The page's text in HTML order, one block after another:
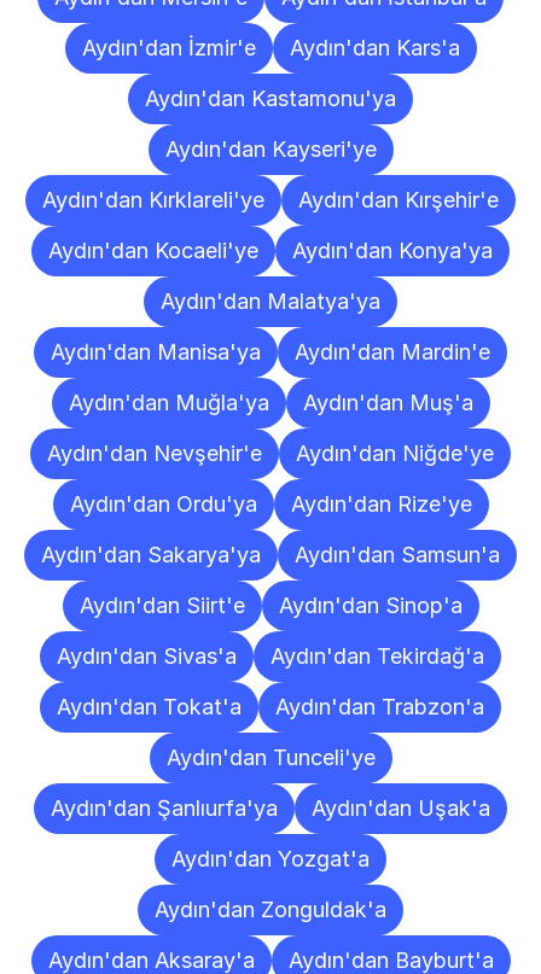
Aydın'dan İzmir'e
Aydın'dan Kars'a
Aydın'dan Kastamonu'ya
Aydın'dan Kayseri'ye
Aydın'dan Kırklareli'ye
Aydın'dan Kırşehir'e
Aydın'dan Kocaeli'ye
Aydın'dan Konya'ya
Aydın'dan Malatya'ya
Aydın'dan Manisa'ya
Aydın'dan Mardin'e
Aydın'dan Muğla'ya
Aydın'dan Muş'a
Aydın'dan Nevşehir'e
Aydın'dan Niğde'ye
Aydın'dan Ordu'ya
Aydın'dan Rize'ye
Aydın'dan Sakarya'ya
Aydın'dan Samsun'a
Aydın'dan Siirt'e
Aydın'dan Sinop'a
Aydın'dan Sivas'a
Aydın'dan Tekirdağ'a
Aydın'dan Tokat'a
Aydın'dan Trabzon'a
Aydın'dan Tunceli'ye
Aydın'dan Şanlıurfa'ya
Aydın'dan Uşak'a
Aydın'dan Yozgat'a
Aydın'dan Zonguldak'a
Aydın'dan Aksaray'a
Aydın'dan Bayburt'a